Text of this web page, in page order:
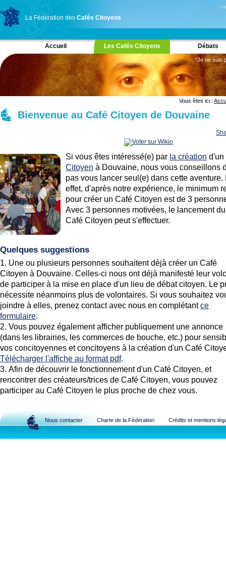
La Fédération des Cafés Citoyens
Accueil Les Cafés Citoyens Débats
“Je ne suis
Vous êtes ici :
Bienvenue au Café Citoyen de Douvaine
Si vous êtes intéressé(e) par la création d'un
Citoyen à Douvaine, nous vous conseillons
pas vous lancer seul(e) dans cette aventure.
effet, d'après notre expérience, le minimum
pour créer un Café Citoyen est de 3
Avec 3 personnes motivées, le lancement du
Café Citoyen peut s'effectuer.
Quelques suggestions
Une ou plusieurs personnes souhaitent déjà créer un Café
Citoyen à Douvaine. Celles-ci nous ont déjà manifesté leur
de participer à la mise en place d'un lieu de débat citoyen. Le
nécessite néanmoins plus de volontaires. Si vous souhaitez
joindre à elles, prenez contact avec nous en complétantce
formulaire.
Vous pouvez également afficher publiquement une annonce
(dans les librairies, les commerces de bouche, etc.) pour
vos concitoyennes et concitoyens à la création d'un Café
Télécharger l'affiche au format pdf.
Afin de découvrir le fonctionnement d'un Café Citoyen, et
rencontrer des créateurs/trices de Café Citoyen, vous pouvez
participer au Café Citoyen le plus proche de chez vous.
Nous contacter Charte de la Fédération Crédits et mentions